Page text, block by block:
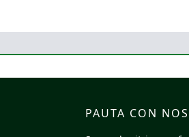
PAUTA CON